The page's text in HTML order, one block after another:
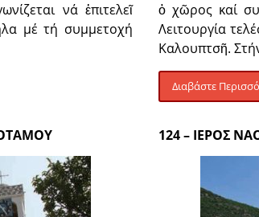
νά ἐπιτελεῖ
μέ τή συμμετοχή
ὁ χῶρος καί
Λειτουργία
Καλουπτσῆ.
Διαβάστε
124 – ΙΕΡΟΣ